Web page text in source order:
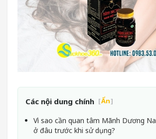
Các nội dung chính [Ẩn]
Vì sao cần quan tâm Mãnh Dương
ở đâu trước khi sử dụng?